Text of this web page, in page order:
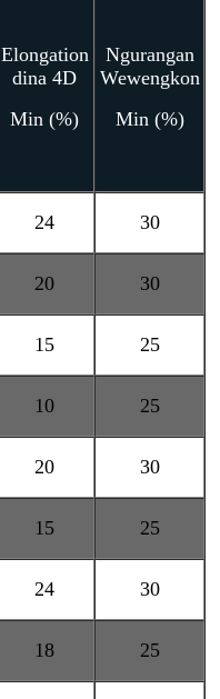
Elongation
dina 4D
Min (%)
Ngurangan
Wewengkon
Min (%)
24 30
20 30
15 25
10 25
20 30
15 25
24 30
18 25